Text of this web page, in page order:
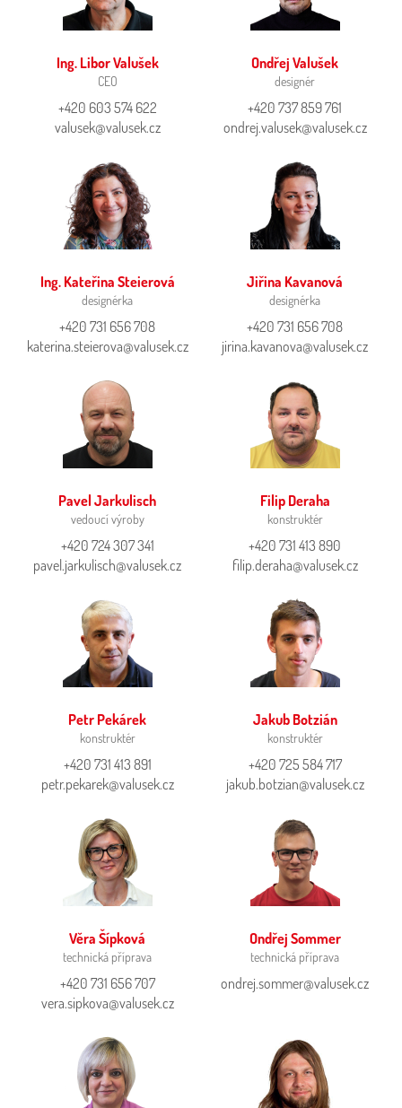
Ing. Libor Valušek
CEO
+420 603 574 622
valusek@valusek.cz
Ondřej Valušek
designér
+420 737 859 761
ondrej.valusek@valusek.cz
Ing. Kateřina Steierová
designérka
+420 731 656 708
katerina.steierova@valusek.cz
Jiřina Kavanová
designérka
+420 731 656 708
jirina.kavanova@valusek.cz
Pavel Jarkulisch
vedoucí výroby
+420 724 307 341‬
pavel.jarkulisch@valusek.cz
Filip Deraha
konstruktér
+420 731 413 890
filip.deraha@valusek.cz
Petr Pekárek
konstruktér
+420 731 413 891
petr.pekarek@valusek.cz
Jakub Botzián
konstruktér
+420 725 584 717
jakub.botzian@valusek.cz
Věra Šípková
technická příprava
+420 731 656 707
vera.sipkova@valusek.cz
Ondřej Sommer
technická příprava
ondrej.sommer@valusek.cz